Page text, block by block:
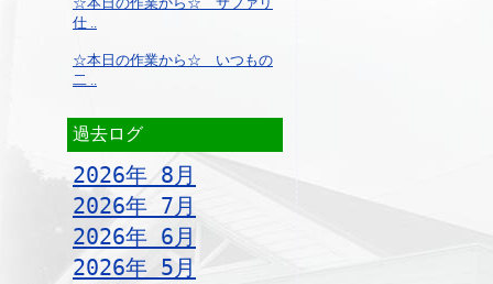
仕 ..
☆本日の作業から☆ いつもの
二 ..
過去ログ
2026年 8月
2026年 7月
2026年 6月
2026年 5月